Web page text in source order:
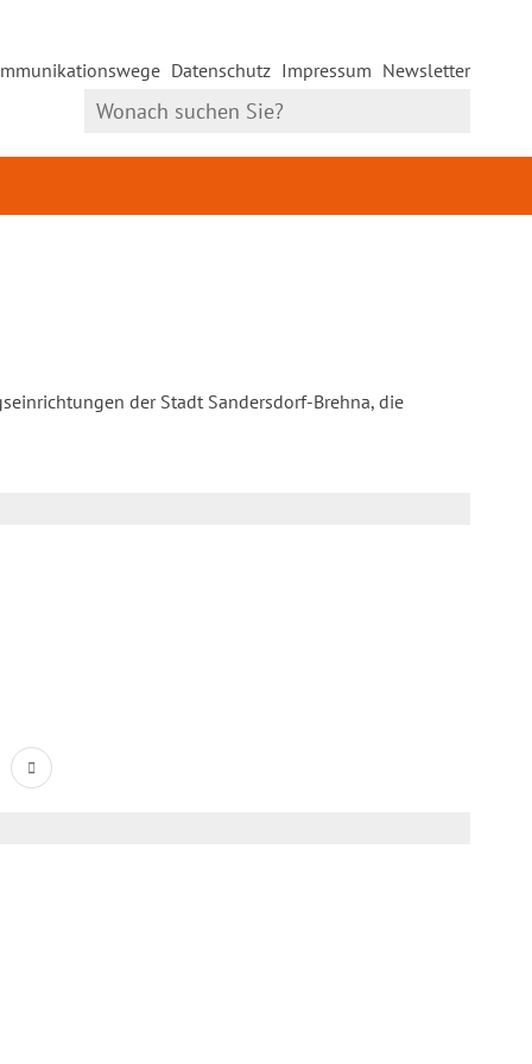
Datenschutz Impressum Newsletter
der Stadt Sandersdorf-Brehna, die